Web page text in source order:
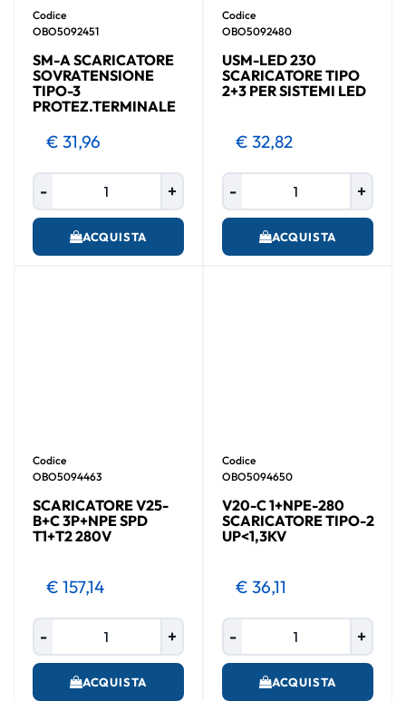
Codice
OBO5092451
SM-A SCARICATORE
SOVRATENSIONE
TIPO-3
PROTEZ.TERMINALE
€ 31,96
ACQUISTA
Codice
OBO5092480
USM-LED 230
SCARICATORE TIPO
2+3 PER SISTEMI LED
€ 32,82
ACQUISTA
Codice
OBO5094463
SCARICATORE V25-
B+C 3P+NPE SPD
T1+T2 280V
€ 157,14
ACQUISTA
Codice
OBO5094650
V20-C 1+NPE-280
SCARICATORE TIPO-2
UP<1,3KV
€ 36,11
ACQUISTA